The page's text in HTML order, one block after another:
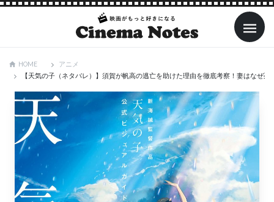
HOME
アニメ
【天気の子（ネタバレ）】須賀が帆高の逃亡を助けた理由を徹底考察！妻はなぜ